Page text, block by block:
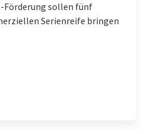
Förderung sollen fünf
Serienreife bringen